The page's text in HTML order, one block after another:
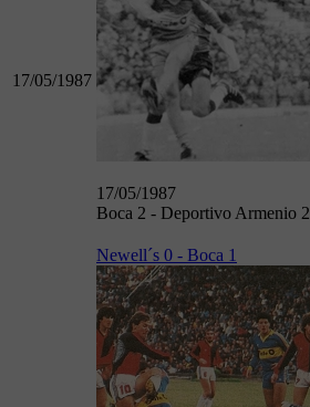
17/05/1987
17/05/1987
Boca 2 - Deportivo Armenio 2
Newell´s 0 - Boca 1